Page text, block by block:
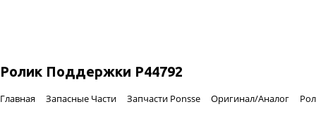
Ролик Поддержки Р44792
Главная Запасные Части Запчасти Ponsse Оригинал/Аналог